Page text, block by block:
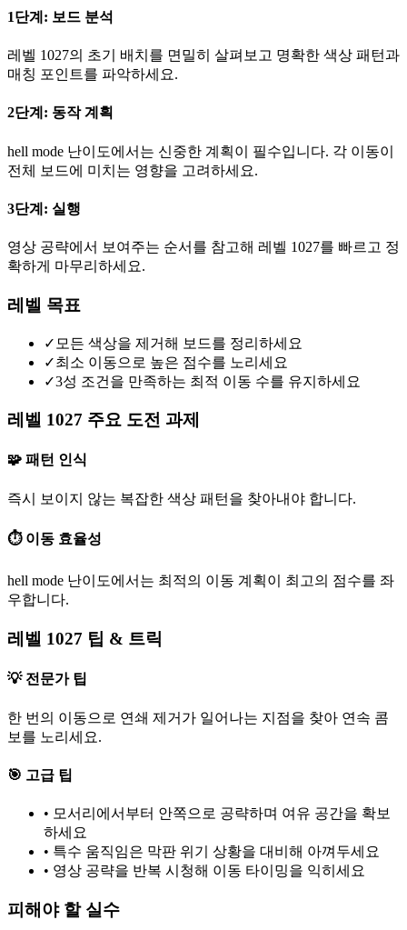
1단계: 보드 분석
레벨 1027의 초기 배치를 면밀히 살펴보고 명확한 색상 패턴과
매칭 포인트를 파악하세요.
2단계: 동작 계획
hell mode 난이도에서는 신중한 계획이 필수입니다. 각 이동이
전체 보드에 미치는 영향을 고려하세요.
3단계: 실행
영상 공략에서 보여주는 순서를 참고해 레벨 1027를 빠르고 정
확하게 마무리하세요.
레벨 목표
✓ 모든 색상을 제거해 보드를 정리하세요
✓최소 이동으로 높은 점수를 노리세요
✓3성 조건을 만족하는 최적 이동 수를 유지하세요
레벨 1027 주요 도전 과제
🧩 패턴 인식
즉시 보이지 않는 복잡한 색상 패턴을 찾아내야 합니다.
⏱️ 이동 효율성
hell mode 난이도에서는 최적의 이동 계획이 최고의 점수를 좌
우합니다.
레벨 1027 팁 & 트릭
💡 전문가 팁
한 번의 이동으로 연쇄 제거가 일어나는 지점을 찾아 연속 콤
보를 노리세요.
🎯 고급 팁
• 모서리에서부터 안쪽으로 공략하며 여유 공간을 확보
하세요
• 특수 움직임은 막판 위기 상황을 대비해 아껴두세요
• 영상 공략을 반복 시청해 이동 타이밍을 익히세요
피해야 할 실수